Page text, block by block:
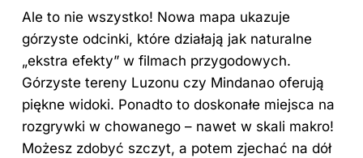
Ale to nie wszystko! Nowa mapa ukazuje
górzyste odcinki, które działają jak naturalne
„ekstra efekty” w filmach przygodowych.
Górzyste tereny Luzonu czy Mindanao oferują
piękne widoki. Ponadto to doskonałe miejsca na
rozgrywki w chowanego – nawet w skali makro!
Możesz zdobyć szczyt, a potem zjechać na dół